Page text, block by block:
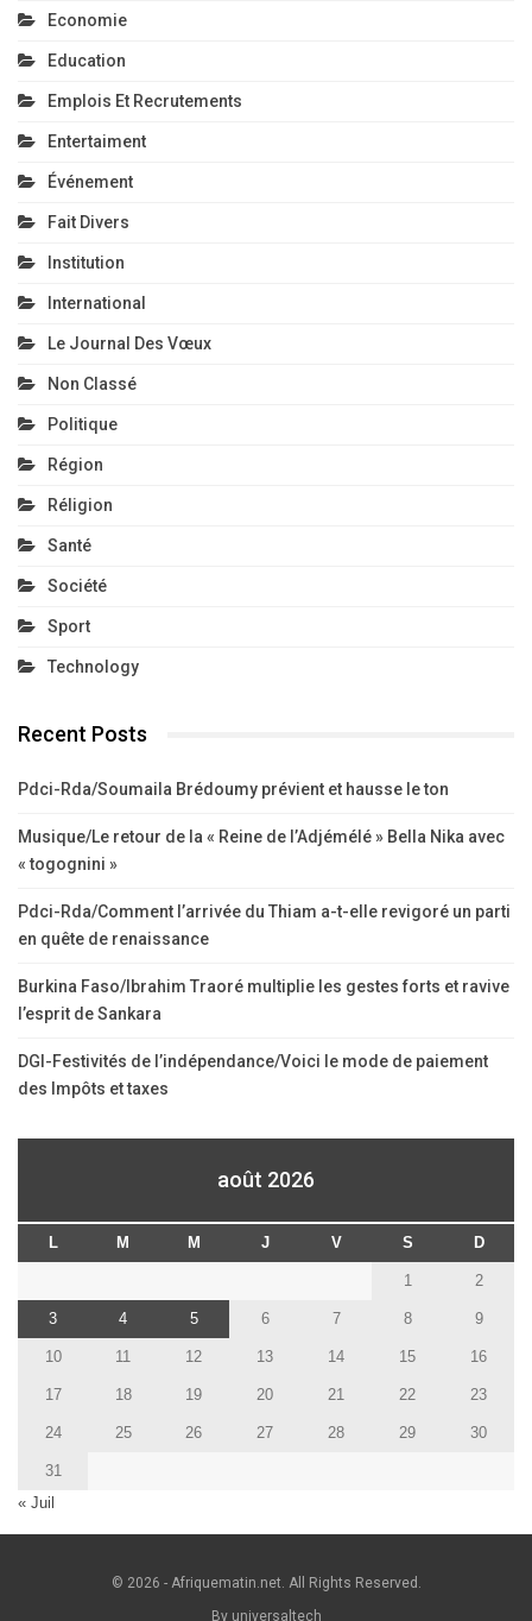
Economie
Education
Emplois Et Recrutements
Entertaiment
Événement
Fait Divers
Institution
International
Le Journal Des Vœux
Non Classé
Politique
Région
Réligion
Santé
Société
Sport
Technology
Recent Posts
Pdci-Rda/Soumaila Brédoumy prévient et hausse le ton
Musique/Le retour de la « Reine de l’Adjémélé » Bella Nika avec
« togognini »
Pdci-Rda/Comment l’arrivée du Thiam a-t-elle revigoré un parti
en quête de renaissance
Burkina Faso/Ibrahim Traoré multiplie les gestes forts et ravive
l’esprit de Sankara
DGI-Festivités de l’indépendance/Voici le mode de paiement
des Impôts et taxes
août 2026
L M M J V S D
1 2
3 4 5 6 7 8 9
10 11 12 13 14 15 16
17 18 19 20 21 22 23
24 25 26 27 28 29 30
31
« Juil
© 2026 - Afriquematin.net. All Rights Reserved.
By universaltech